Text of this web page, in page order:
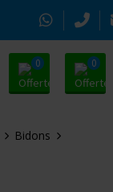
0 0
Bidons